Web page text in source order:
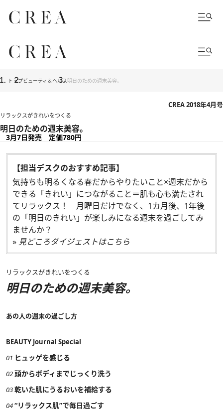
トップビューティ＆ヘルス明日のための週末美容。
CREA 2018年4月号
リラックスがきれいをつくる
明日のための週末美容。
3月7日発売 定価780円
【担当デスクのおすすめ記事】
気持ちも明るくなる春だからやりたいこと×週末だから
できる「きれい」につながること＝肌も心も満たされ
てリラックス！ 月曜日だけでなく、1カ月後、1年後
の「明日のきれい」が楽しみになる週末を過ごしてみ
ませんか？
» 見どころダイジェストはこちら
リラックスがきれいをつくる
明日のための週末美容。
あの人の週末の過ごし方
BEAUTY Journal Special
01 ヒュッゲを感じる
02頭からボディまでじっくり洗う
03乾いた肌にうるおいを補給する
04“リラックス肌”で毎日過ごす